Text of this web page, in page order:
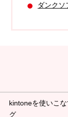
ダンクソ
kintoneを使いこ
グ